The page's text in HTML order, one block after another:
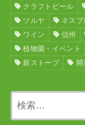
クラフトビール
ツルヤ
ネスプ
ワイン
信州
植物園・イベント
薪ストーブ
開